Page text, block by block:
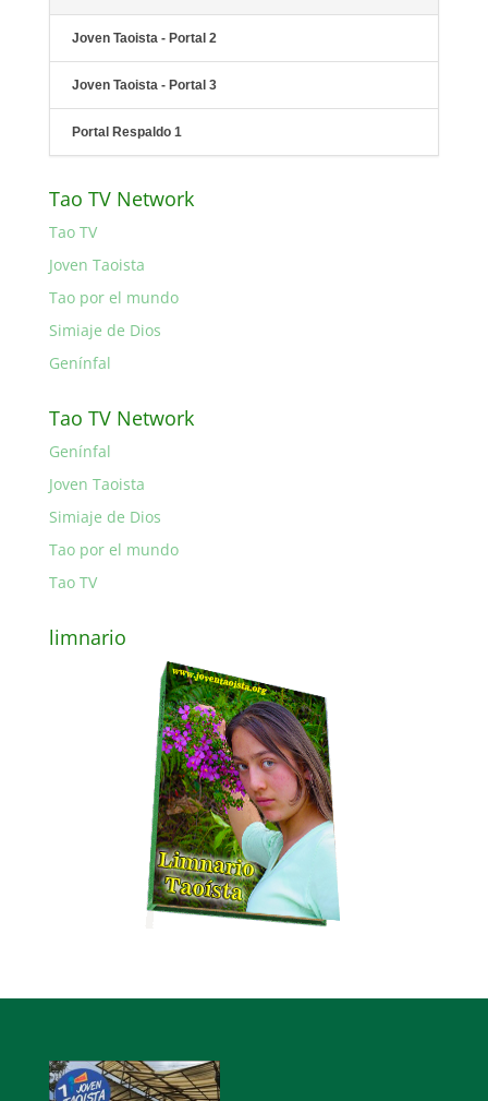
Joven Taoista - Portal 2
Joven Taoista - Portal 3
Portal Respaldo 1
Tao TV Network
Tao TV
Joven Taoista
Tao por el mundo
Simiaje de Dios
Genínfal
Tao TV Network
Genínfal
Joven Taoista
Simiaje de Dios
Tao por el mundo
Tao TV
limnario
Reproductor
de